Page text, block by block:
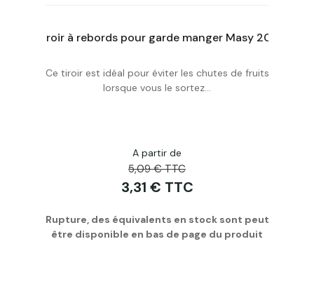
Personnaliser
Tiroir à rebords pour garde manger Masy 206
Ce tiroir est idéal pour éviter les chutes de fruits
lorsque vous le sortez...
A partir de
5,09 € TTC
3,31 € TTC
Rupture, des équivalents en stock sont peut
être disponible en bas de page du produit